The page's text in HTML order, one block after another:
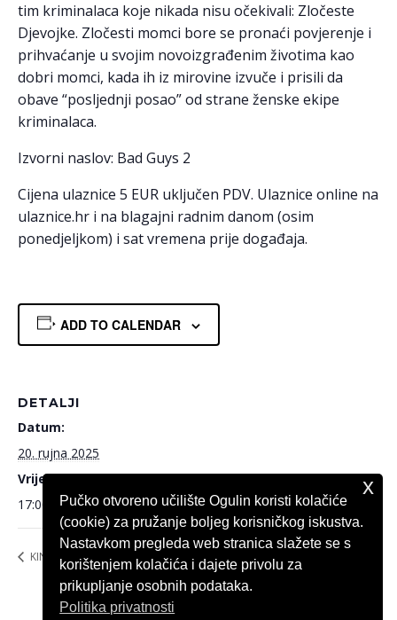
tim kriminalaca koje nikada nisu očekivali: Zločeste
Djevojke. Zločesti momci bore se pronaći povjerenje i
prihvaćanje u svojim novoizgrađenim životima kao
dobri momci, kada ih iz mirovine izvuče i prisili da
obave “posljednji posao” od strane ženske ekipe
kriminalaca.
Izvorni naslov: Bad Guys 2
Cijena ulaznice 5 EUR uključen PDV. Ulaznice online na
ulaznice.hr i na blagajni radnim danom (osim
ponedjeljkom) i sat vremena prije događaja.
ADD TO CALENDAR
DETALJI
Datum:
20. rujna 2025
Vrijeme:
17:00
KINO OGULIN Dugi hod KINO OGULIN Chuckov život
Pučko otvoreno učilište Ogulin koristi kolačiće
(cookie) za pružanje boljeg korisničkog iskustva.
Nastavkom pregleda web stranica slažete se s
korištenjem kolačića i dajete privolu za
prikupljanje osobnih podataka.
Politika privatnosti
x